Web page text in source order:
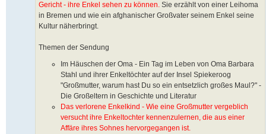
Gericht - ihre Enkel sehen zu können. Sie erzählt von einer Leihoma
in Bremen und wie ein afghanischer Großvater seinem Enkel seine
Kultur näherbringt.
Themen der Sendung
Im Häuschen der Oma - Ein Tag im Leben von Oma Barbara
Stahl und ihrer Enkeltöchter auf der Insel Spiekeroog
"Großmutter, warum hast Du so ein entsetzlich großes Maul?" -
Die Großeltern in Geschichte und Literatur
Das verlorene Enkelkind - Wie eine Großmutter vergeblich
versucht ihre Enkeltochter kennenzulernen, die aus einer
Affäre ihres Sohnes hervorgegangen ist.